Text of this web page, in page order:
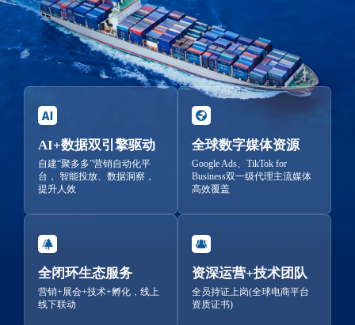
AI+数据双引擎驱动
自建“聚多多”营销自动化平
台， 智能投放、数据洞察，
提升人效
全球数字媒体资源
Google Ads、TikTok for
Business双一级代理主流媒体
高效覆盖
全闭环生态服务
营销+展会+技术+孵化，线上
线下联动
资深运营+技术团队
全员持证上岗(全球电商平台
资质证书)